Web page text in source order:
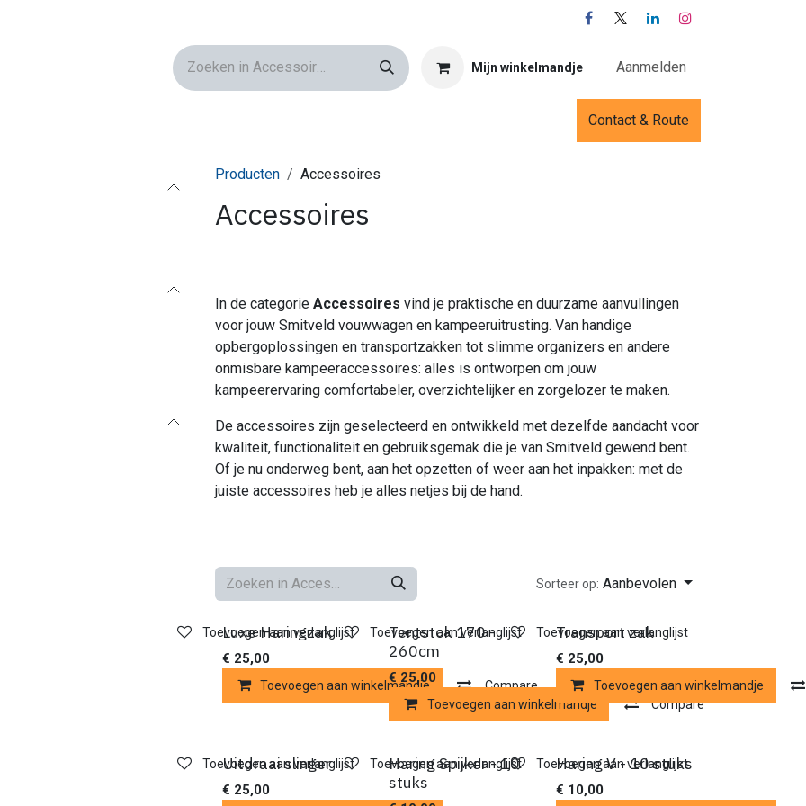
Mijn winkelmandje Aanmelden
Contact & Route
Producten Accessoires
Accessoires
In de categorie Accessoires vind je praktische en duurzame aanvullingen
voor jouw Smitveld vouwwagen en kampeeruitrusting. Van handige
opbergoplossingen en transportzakken tot slimme organizers en andere
onmisbare kampeeraccessoires: alles is ontworpen om jouw
kampeerervaring comfortabeler, overzichtelijker en zorgelozer te maken.
De accessoires zijn geselecteerd en ontwikkeld met dezelfde aandacht voor
kwaliteit, functionaliteit en gebruiksgemak die je van Smitveld gewend bent.
Of je nu onderweg bent, aan het opzetten of weer aan het inpakken: met de
juiste accessoires heb je alles netjes bij de hand.
Sorteer op: Aanbevolen
Luxe Haringzak
€ 25,00
Toevoegen aan winkelmandje Compare
Toevoegen aan verlanglijst
Tentstok 170 -
260cm
€ 25,00
Toevoegen aan winkelmandje Compare
Toevoegen aan verlanglijst Transport zak
€ 25,00
Toevoegen aan winkelmandje
Toevoegen aan verlanglijst
Uitdraai slinger
€ 25,00
Toevoegen aan verlanglijst
Haring Spijker - 10
stuks
Toevoegen aan verlanglijst Haring V - 10 stuks
€ 10,00
Toevoegen aan verlanglijst